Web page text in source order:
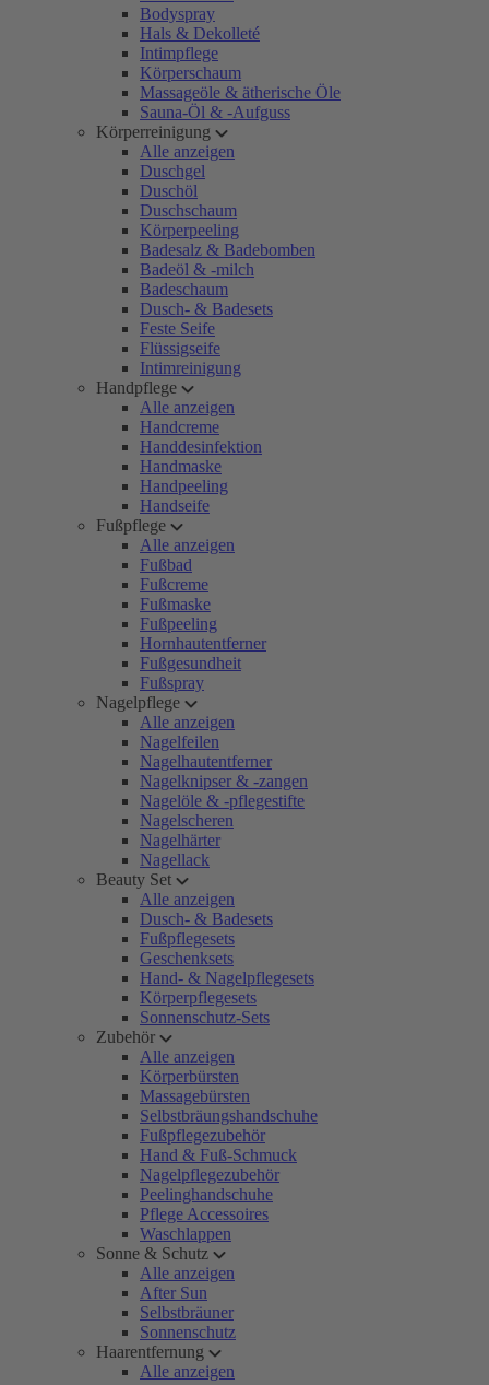
Bodyspray
Hals & Dekolleté
Intimpflege
Körperschaum
Massageöle & ätherische Öle
Sauna-Öl & -Aufguss
Körperreinigung
Alle anzeigen
Duschgel
Duschöl
Duschschaum
Körperpeeling
Badesalz & Badebomben
Badeöl & -milch
Badeschaum
Dusch- & Badesets
Feste Seife
Flüssigseife
Intimreinigung
Handpflege
Alle anzeigen
Handcreme
Handdesinfektion
Handmaske
Handpeeling
Handseife
Fußpflege
Alle anzeigen
Fußbad
Fußcreme
Fußmaske
Fußpeeling
Hornhautentferner
Fußgesundheit
Fußspray
Nagelpflege
Alle anzeigen
Nagelfeilen
Nagelhautentferner
Nagelknipser & -zangen
Nagelöle & -pflegestifte
Nagelscheren
Nagelhärter
Nagellack
Beauty Set
Alle anzeigen
Dusch- & Badesets
Fußpflegesets
Geschenksets
Hand- & Nagelpflegesets
Körperpflegesets
Sonnenschutz-Sets
Zubehör
Alle anzeigen
Körperbürsten
Massagebürsten
Selbstbräungshandschuhe
Fußpflegezubehör
Hand & Fuß-Schmuck
Nagelpflegezubehör
Peelinghandschuhe
Pflege Accessoires
Waschlappen
Sonne & Schutz
Alle anzeigen
After Sun
Selbstbräuner
Sonnenschutz
Haarentfernung
Alle anzeigen